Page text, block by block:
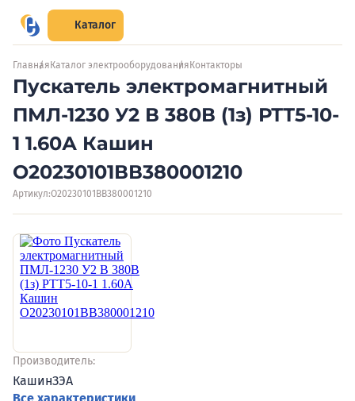
Каталог
Главная Каталог электрооборудования Контакторы
Пускатель электромагнитный
ПМЛ-1230 У2 В 380В (1з) РТТ5-10-
1 1.60А Кашин
O20230101ВВ380001210
Артикул:O20230101ВВ380001210
Производитель:
КашинЗЭА